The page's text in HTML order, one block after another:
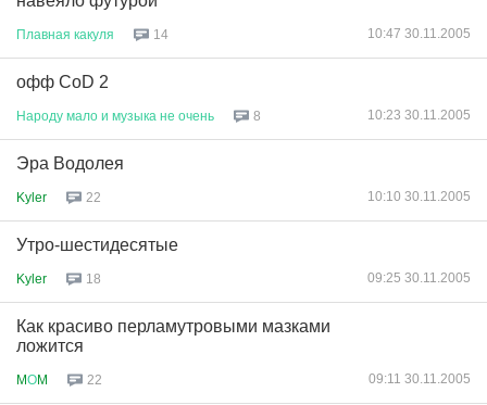
Плавная какуля 14 10:47 30.11.2005
офф CoD 2
Народу мало и музыка не очень 8 10:23 30.11.2005
Эра Водолея
Kyler 22 10:10 30.11.2005
Утро-шестидесятые
Kyler 18 09:25 30.11.2005
Как красиво перламутровыми мазками
ложится
MОM 22 09:11 30.11.2005